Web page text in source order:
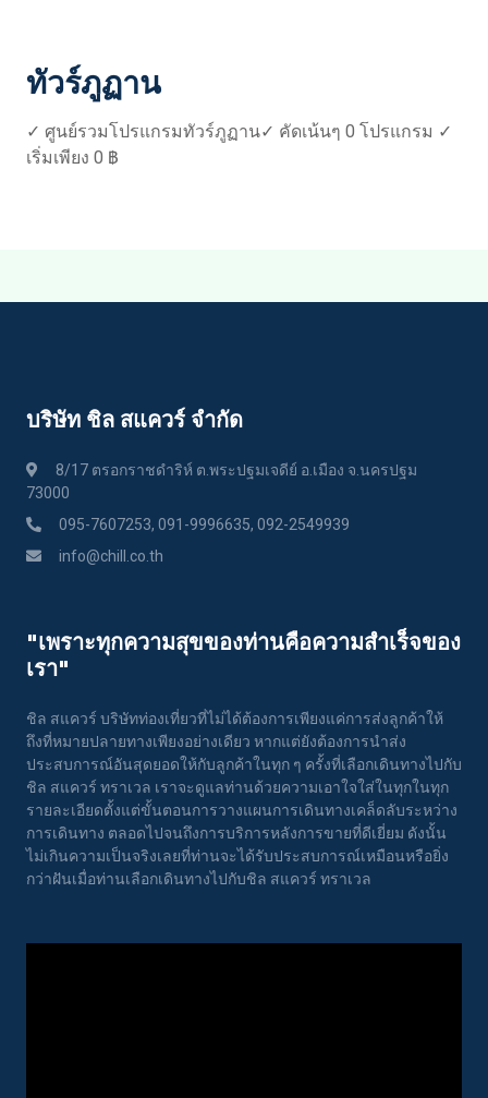
ทัวร์ภูฏาน
✓ ศูนย์รวมโปรแกรมทัวร์ภูฏาน✓ คัดเน้นๆ 0 โปรแกรม ✓
เริ่มเพียง 0 ฿
บริษัท ชิล สแควร์ จำกัด
8/17 ตรอกราชดำริห์ ต.พระปฐมเจดีย์ อ.เมือง จ.นครปฐม
73000
095-7607253, 091-9996635, 092-2549939
info@chill.co.th
"เพราะทุกความสุขของท่านคือความสําเร็จของ
เรา"
ชิล สแควร์ บริษัทท่องเที่ยวที่ไม่ได้ต้องการเพียงแค่การส่งลูกค้าให้
ถึงที่หมายปลายทางเพียงอย่างเดียว หากแต่ยังต้องการนำส่ง
ประสบการณ์อันสุดยอดให้กับลูกค้าในทุก ๆ ครั้งที่เลือกเดินทางไปกับ
ชิล สแควร์ ทราเวล เราจะดูแลท่านด้วยความเอาใจใส่ในทุกในทุก
รายละเอียดตั้งแต่ขั้นตอนการวางแผนการเดินทางเคล็ดลับระหว่าง
การเดินทาง ตลอดไปจนถึงการบริการหลังการขายที่ดีเยี่ยม ดังนั้น
ไม่เกินความเป็นจริงเลยที่ท่านจะได้รับประสบการณ์เหมือนหรือยิ่ง
กว่าฝันเมื่อท่านเลือกเดินทางไปกับชิล สแควร์ ทราเวล